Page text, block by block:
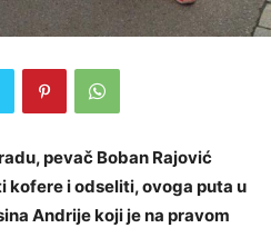
pevač Boban Rajović
kofere i odseliti, ovoga puta u
Andrije koji je na pravom